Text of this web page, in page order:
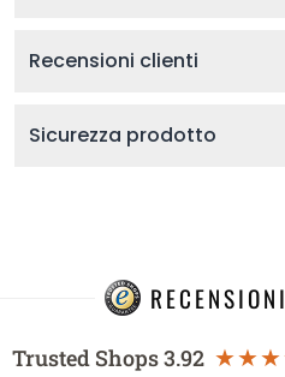
Recensioni clienti
Sicurezza prodotto
Trusted Shops3.92